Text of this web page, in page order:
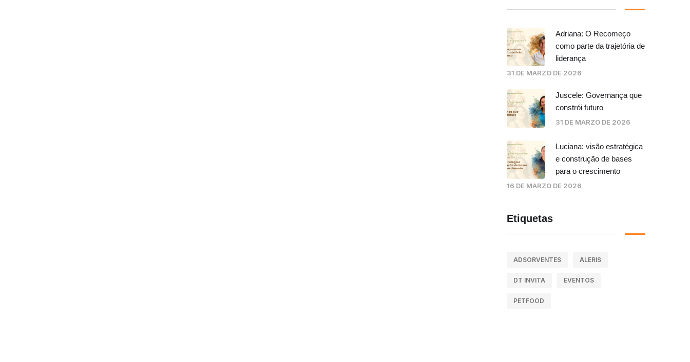
Adriana: O Recomeço
como parte da trajetória de
liderança
31 DE MARZO DE 2026
Juscele: Governança que
constrói futuro
31 DE MARZO DE 2026
Luciana: visão estratégica
e construção de bases
para o crescimento
16 DE MARZO DE 2026
Etiquetas
ADSORVENTES ALERIS
DT INVITA EVENTOS
PETFOOD